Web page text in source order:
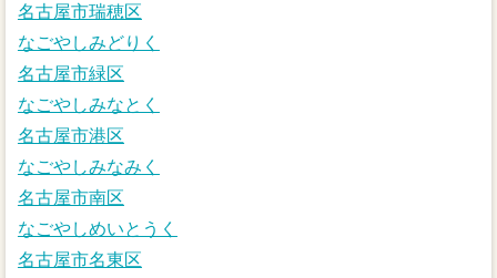
名古屋市瑞穂区
なごやしみどりく
名古屋市緑区
なごやしみなとく
名古屋市港区
なごやしみなみく
名古屋市南区
なごやしめいとうく
名古屋市名東区